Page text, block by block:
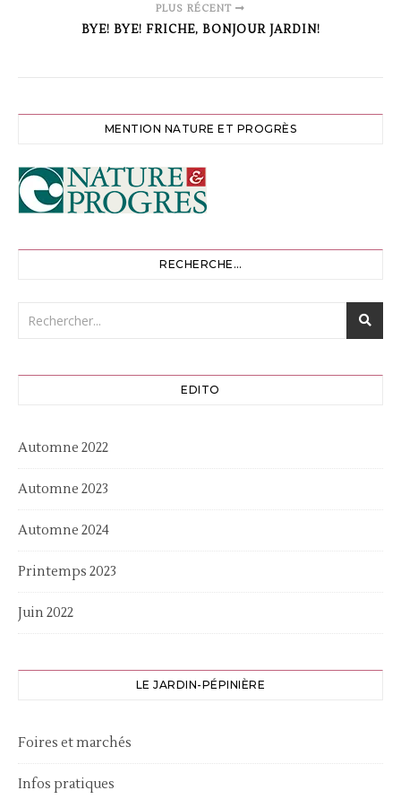
PLUS RÉCENT
BYE! BYE! FRICHE, BONJOUR JARDIN!
MENTION NATURE ET PROGRÈS
RECHERCHE…
EDITO
Automne 2022
Automne 2023
Automne 2024
Printemps 2023
Juin 2022
LE JARDIN-PÉPINIÈRE
Foires et marchés
Infos pratiques